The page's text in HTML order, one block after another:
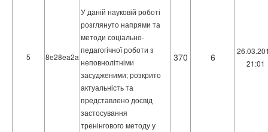
5 8e28ea2a
У даній науковій роботі
розглянуто напрями та
методи соціально-
педагогічної роботи з
неповнолітніми
засудженими; розкрито
актуальність та
представлено досвід
застосування
тренінгового методу у
370 6
21:01